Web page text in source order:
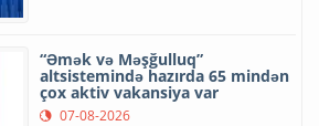
“Əmək və Məşğulluq”
altsistemində hazırda 65 mindən
çox aktiv vakansiya var
07-08-2026